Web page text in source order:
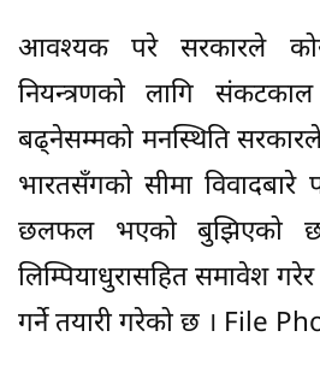
आवश्यक परे सरकारले
नियन्त्रणको लागि
बढ्नेसम्मको मनस्थिति
भारतसँगको सीमा
छलफल भएको बुझिएको छ
लिम्पियाधुरासहित समावेश
गर्ने तयारी गरेको छ । File